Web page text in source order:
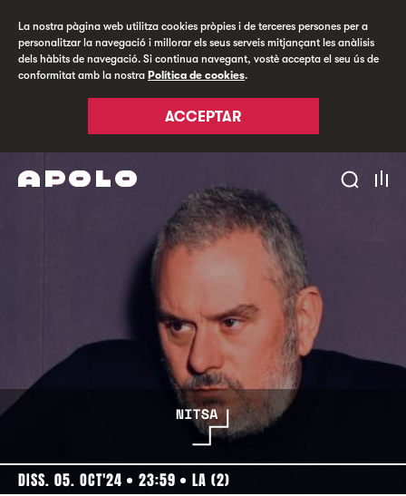
La nostra pàgina web utilitza cookies pròpies i de terceres persones per a
personalitzar la navegació i millorar els seus serveis mitjançant les anàlisis
dels hàbits de navegació. Si continua navegant, vostè accepta el seu ús de
conformitat amb la nostra Política de cookies.
ACCEPTAR
DISS. 05. OCT'24 23:59 LA (2)